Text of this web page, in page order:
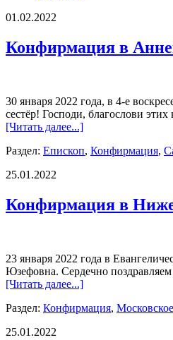
01.02.2022
Конфирмация в
30 января 2022 года, в 4-е
сестёр! Господи, благослови
[Читать далее...]
Раздел: Епископ, Конфирмация,
25.01.2022
Конфирмация в
23 января 2022 года в
Юзефовна. Сердечно
[Читать далее...]
Раздел: Конфирмация,
25.01.2022